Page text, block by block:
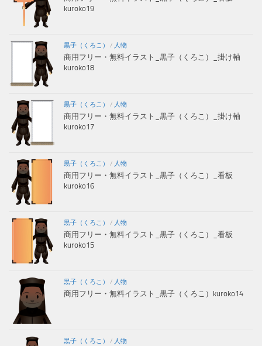
kuroko19
黒子（くろこ） / 人物
商用フリー・無料イラスト_黒子（くろこ）_掛け軸
kuroko18
黒子（くろこ） / 人物
商用フリー・無料イラスト_黒子（くろこ）_掛け軸
kuroko17
黒子（くろこ） / 人物
商用フリー・無料イラスト_黒子（くろこ）_看板
kuroko16
黒子（くろこ） / 人物
商用フリー・無料イラスト_黒子（くろこ）_看板
kuroko15
黒子（くろこ） / 人物
商用フリー・無料イラスト_黒子（くろこ）kuroko14
黒子（くろこ） / 人物